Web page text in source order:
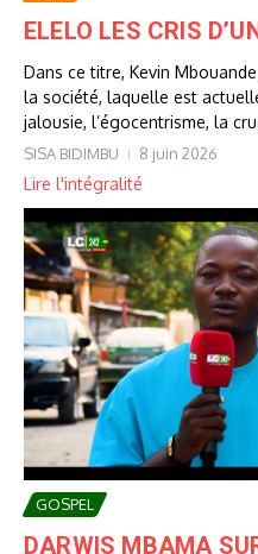
ELELO LES CRIS
Dans ce titre, Kevin
la société, laquelle est
jalousie, l’égocentrisme, la
SISA BIDIMBU 8 juin 2026
Lire l'intégralité
GOSPEL
DARWIS MBAMA